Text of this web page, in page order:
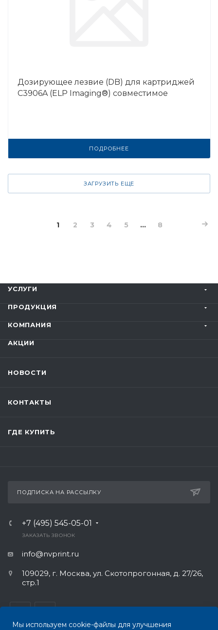
Дозирующее лезвие (DB) для картриджей
C3906A (ELP Imaging®) совместимое
ПОДРОБНЕЕ
ЗАГРУЗИТЬ ЕЩЕ
1 2 3 4 5 ... 8
УСЛУГИ
ПРОДУКЦИЯ
КОМПАНИЯ
АКЦИИ
НОВОСТИ
КОНТАКТЫ
ГДЕ КУПИТЬ
ПОДПИСКА НА РАССЫЛКУ
+7 (495) 545-05-01
ЗАКАЗАТЬ ЗВОНОК
info@nvprint.ru
109029, г. Москва, ул. Скотопрогонная, д. 27/26,
стр.1
Мы используем cookie-файлы для улучшения